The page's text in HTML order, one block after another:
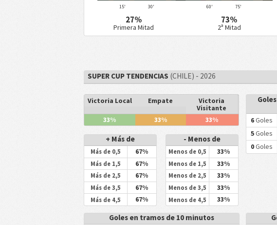
15' 30' 60' 75'
27%
Primera Mitad
73%
2ª Mitad
SUPER CUP TENDENCIAS (CHILE) - 2026
Victoria Local Empate
Victoria
Visitante
33%
33% 33%
+ Más de
Más de 0,5 67%
Más de 1,5 67%
Más de 2,5 67%
Más de 3,5 67%
Más de 4,5 67%
- Menos de
Menos de 0,5 33%
Menos de 1,5 33%
Menos de 2,5 33%
Menos de 3,5 33%
Menos de 4,5 33%
6Goles
5Goles
0Goles
Goles en tramos de 10 minutos